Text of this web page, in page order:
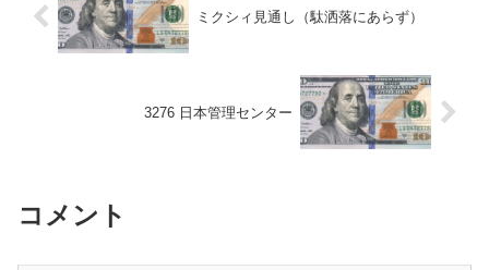
ミクシィ見通し（駄洒落にあらず）
3276 日本管理センター
コメント